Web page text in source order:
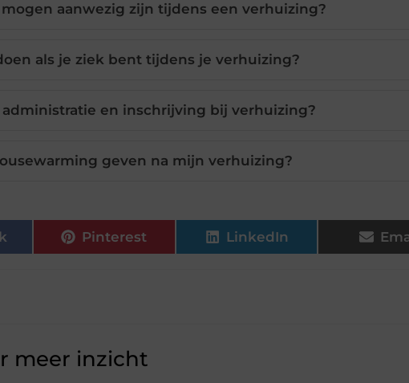
aanwezig zijn tijdens een verhuizing?
als je ziek bent tijdens je verhuizing?
en inschrijving bij verhuizing?
geven na mijn verhuizing?
Pinterest LinkedIn
meer inzicht